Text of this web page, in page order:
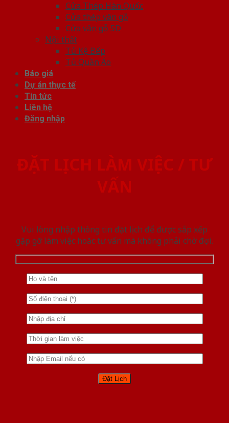
Cửa Thép Hàn Quốc
Cửa thép vân gỗ
Cửa vân gỗ 5D
Nội thất
Tủ Kệ Bếp
Tủ Quần Áo
Báo giá
Dự án thực tế
Tin tức
Liên hệ
Đăng nhập
ĐẶT LỊCH LÀM VIỆC / TƯ
VẤN
Vui lòng nhập thông tin đặt lịch để được sắp xếp
gặp gỡ làm việc hoăc tư vấn mà không phải chờ đợi.